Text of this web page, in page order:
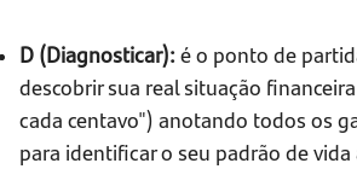
D (Diagnosticar): é o ponto de
descobrir sua real situação
cada centavo") anotando todos os
para identificar o seu padrão de